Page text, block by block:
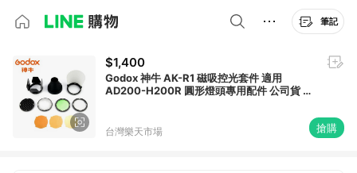
筆記
$1,400
Godox 神牛 AK-R1 磁吸控光套件 適用
AD200-H200R 圓形燈頭專用配件 公司貨 ◎
台灣樂天市場 搶購